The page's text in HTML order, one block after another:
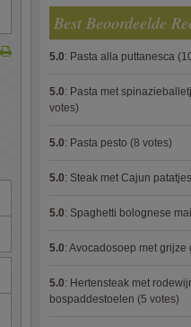
Best Beoordeelde
5.0: Pasta alla puttanesca
5.0: Pasta met
votes)
5.0: Pasta pesto (8 votes)
5.0: Steak met Cajun
5.0: Spaghetti bolognese
5.0: Avocadosoep met grijze
5.0: Hertensteak met
bospaddestoelen (5 votes)